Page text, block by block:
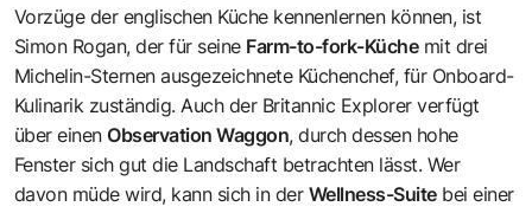
Vorzüge der englischen Küche kennenlernen können, ist
Simon Rogan, der für seine Farm-to-fork-Küchemit drei
Michelin-Sternen ausgezeichnete Küchenchef, für Onboard-
Kulinarik zuständig. Auch der Britannic Explorer verfügt
über einenObservation Waggon, durch dessen hohe
Fenster sich gut die Landschaft betrachten lässt. Wer
davon müde wird, kann sich in der Wellness-Suite bei einer